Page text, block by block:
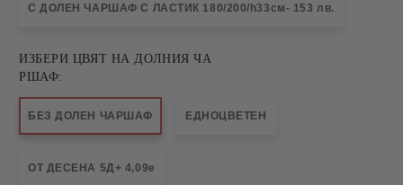
С ДОЛЕН ЧАРШАФ С ЛАСТИК 180/200/h33см- 153 лв.
ИЗБЕРИ ЦВЯТ НА ДОЛНИЯ ЧА
РШАФ:
БЕЗ ДОЛЕН ЧАРШАФ ЕДНОЦВЕТЕН
ОТ ДЕСЕНА 5Д+ 4,09e